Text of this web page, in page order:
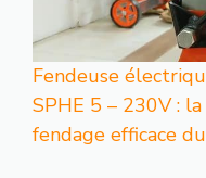
Fendeuse
SPHE 5 – 230V :
fendage efficace